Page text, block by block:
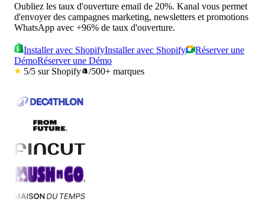
Oubliez les taux d'ouverture email de 20%. Kanal vous permet
d'envoyer des campagnes marketing, newsletters et promotions
WhatsApp avec +96% de taux d'ouverture.
Installer avec ShopifyInstaller avec Shopify
Réserver une
DémoRéserver une Démo
5/5 sur Shopify /500+ marques